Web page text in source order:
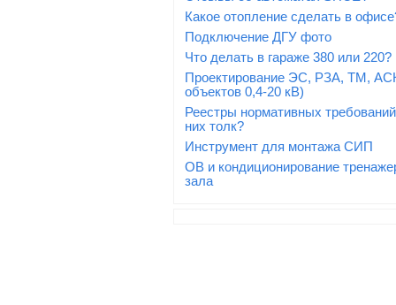
Какое отопление сделать в
Подключение ДГУ фото
Что делать в гараже 380 или 220?
Проектирование ЭС, РЗА, ТМ,
объектов 0,4-20 кВ)
Реестры нормативных
них толк?
Инструмент для монтажа СИП
ОВ и кондиционирование
зала